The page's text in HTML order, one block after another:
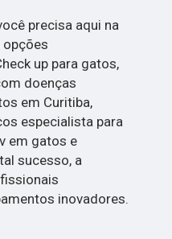
precisa aqui na
opções
up para gatos,
doenças
em Curitiba,
especialista para
em gatos e
sucesso, a
inovadores.